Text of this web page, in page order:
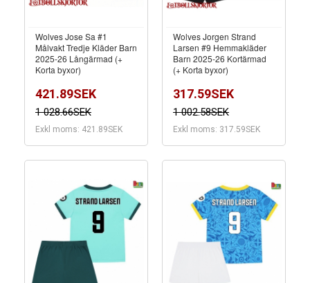
Wolves Jose Sa #1
Målvakt Tredje Kläder Barn
2025-26 Långärmad (+
Korta byxor)
421.89SEK
1 028.66SEK
Exkl moms: 421.89SEK
Wolves Jorgen Strand
Larsen #9 Hemmakläder
Barn 2025-26 Kortärmad
(+ Korta byxor)
317.59SEK
1 002.58SEK
Exkl moms: 317.59SEK